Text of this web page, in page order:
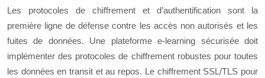
Les protocoles de chiffrement et d’authentification sont la
première ligne de défense contre les accès non autorisés et les
fuites de données. Une plateforme e-learning sécurisée doit
implémenter des protocoles de chiffrement robustes pour toutes
les données en transit et au repos. Le chiffrement SSL/TLS pour